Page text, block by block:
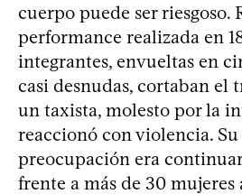
cuerpo puede ser riesgoso.
performance realizada en
integrantes, envueltas en
casi desnudas, cortaban el
un taxista, molesto por la
reaccionó con violencia.
preocupación era
frente a más de 30